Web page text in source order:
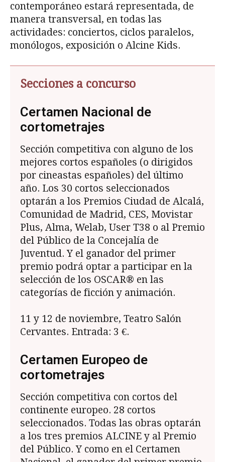
contemporáneo estará representada, de
manera transversal, en todas las
actividades: conciertos, ciclos paralelos,
monólogos, exposición o Alcine Kids.
Secciones a concurso
Certamen Nacional de
cortometrajes
Sección competitiva con alguno de los
mejores cortos españoles (o dirigidos
por cineastas españoles) del último
año. Los 30 cortos seleccionados
optarán a los Premios Ciudad de Alcalá,
Comunidad de Madrid, CES, Movistar
Plus, Alma, Welab, User T38 o al Premio
del Público de la Concejalía de
Juventud. Y el ganador del primer
premio podrá optar a participar en la
selección de los OSCAR® en las
categorías de ficción y animación.
11 y 12 de noviembre, Teatro Salón
Cervantes. Entrada: 3 €.
Certamen Europeo de
cortometrajes
Sección competitiva con cortos del
continente europeo. 28 cortos
seleccionados. Todas las obras optarán
a los tres premios ALCINE y al Premio
del Público. Y como en el Certamen